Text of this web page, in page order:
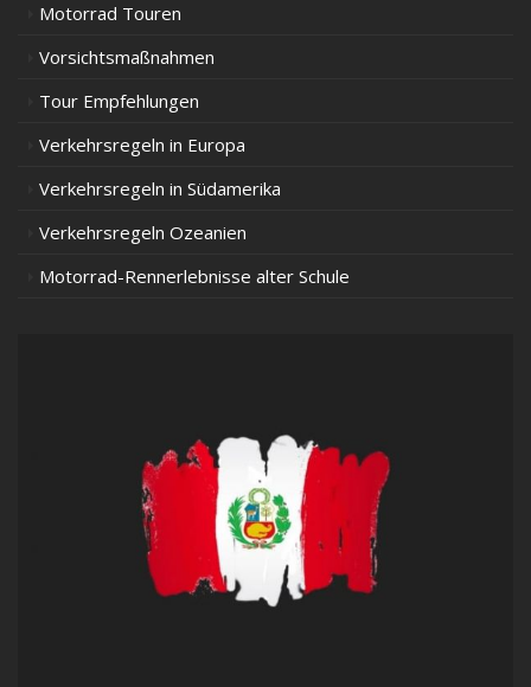
Motorrad Touren
Vorsichtsmaßnahmen
Tour Empfehlungen
Verkehrsregeln in Europa
Verkehrsregeln in Südamerika
Verkehrsregeln Ozeanien
Motorrad-Rennerlebnisse alter Schule